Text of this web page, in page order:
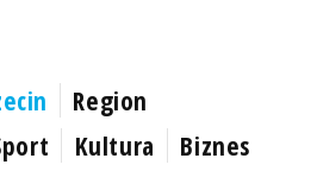
Region
Kultura
Biznes